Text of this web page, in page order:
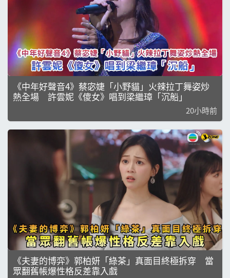
《中年好聲音4》蔡宓婕「小野貓」火辣拉丁舞姿炒
熱全場 許雲妮《傻女》唱到梁繼璋「沉船」
20小時前
《夫妻的博弈》郭柏妍「綠茶」真面目終極拆穿 當
眾翻舊帳爆性格反差靠入戲